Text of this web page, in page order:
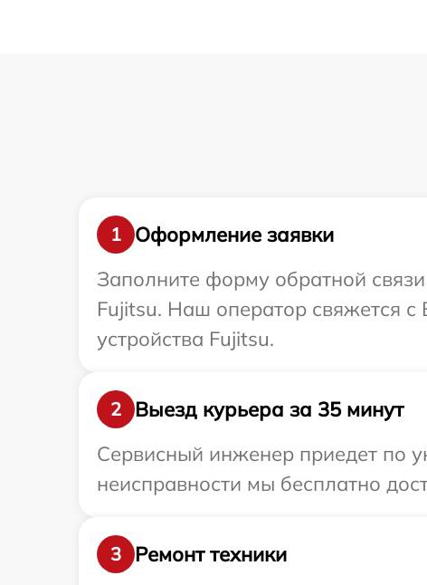
1
Оформление заявки
Заполните форму обратной
Fujitsu. Наш оператор свяжется
устройства Fujitsu.
2
Выезд курьера за 35 минут
Сервисный инженер приедет по
неисправности мы бесплатно
3
Ремонт техники